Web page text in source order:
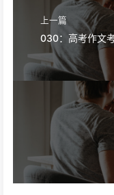
上一篇
030：高考作文